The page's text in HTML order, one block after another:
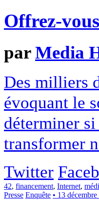
Offrez-
parMedia
Des milliers
évoquant le
déterminer
transformer
Twitter
42, financement, Internet,
Presse Enquête • 13